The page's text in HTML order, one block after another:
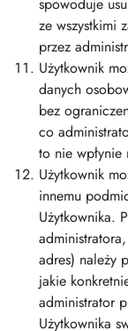
ze wszystkimi
przez
Użytkownik
danych
bez
co
to nie
Użytkownik
innemu
Użytkownika.
adres) należy
jakie
administrator
Użytkownika